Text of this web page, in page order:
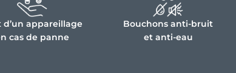
d’un appareillage
cas de panne
Bouchons anti-bruit
et anti-eau